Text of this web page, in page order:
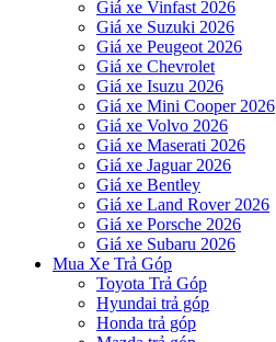
Giá xe Vinfast 2026
Giá xe Suzuki 2026
Giá xe Peugeot 2026
Giá xe Chevrolet
Giá xe Isuzu 2026
Giá xe Mini Cooper 2026
Giá xe Volvo 2026
Giá xe Maserati 2026
Giá xe Jaguar 2026
Giá xe Bentley
Giá xe Land Rover 2026
Giá xe Porsche 2026
Giá xe Subaru 2026
Mua Xe Trả Góp
Toyota Trả Góp
Hyundai trả góp
Honda trả góp